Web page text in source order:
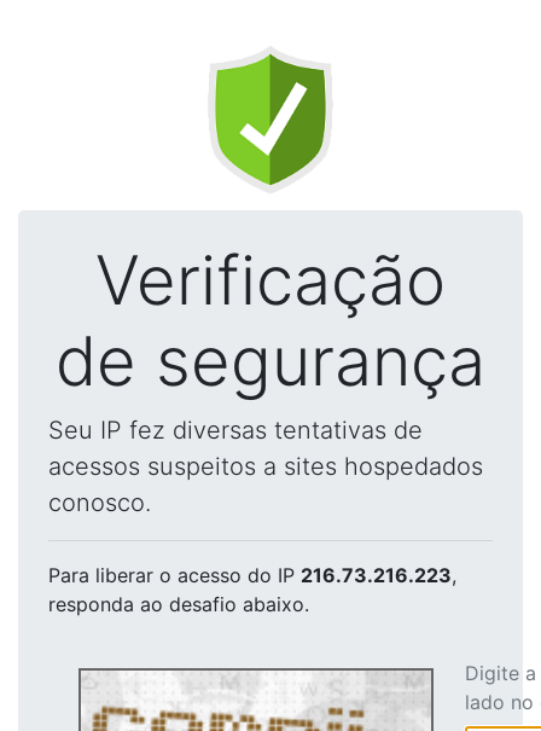
Verificação
de segurança
Seu IP fez diversas tentativas de
acessos suspeitos a sites hospedados
conosco.
Para liberar o acesso do IP 216.73.216.223,
responda ao desafio abaixo.
Digite
lado no